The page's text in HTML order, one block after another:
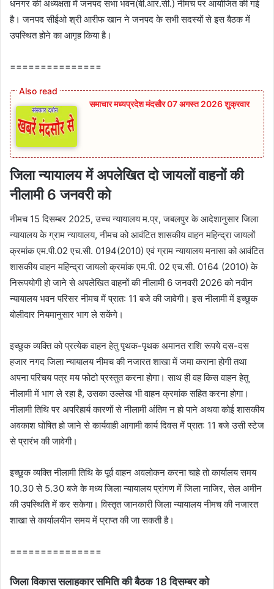
धनगर की अध्‍यक्षता में जनपद सभा भवन(बी.आर.सी.) नीमच पर आयोजित की गई
है। जनपद सीईओ श्री आरीफ खान ने जनपद के सभी सदस्‍यों से इस बैठक में
उपस्थित होने का आगृह किया है।
===============
समाचार मध्यप्रदेश मंदसौर 07 अगस्त 2026 शुक्रवार
जिला न्‍यायालय में अपलेखित दो जायलों वाहनों की
नीलामी 6 जनवरी को
नीमच 15 दिसम्‍बर 2025, उच्‍च न्‍यायालय म.प्र, जबलपुर के आदेशानुसार जिला
न्‍यायालय के ग्राम न्‍यायालय, नीमच को आवंटित शासकीय वाहन महिन्‍द्रा जायलों
क्रमांक एम.पी.02 एच.सी. 0194(2010) एवं ग्राम न्‍यायालय मनासा को आवंटित
शासकीय वाहन महिन्‍द्रा जायलो क्रमांक एम.पी. 02 एच.सी. 0164 (2010) के
निरूपयोगी हो जाने से अपलेखित वाहनों की नीलामी 6 जनवरी 2026 को नवीन
न्‍यायालय भवन परिसर नीमच में प्रात: 11 बजे की जावेगी। इस नीलामी में इच्‍छुक
बोलीदार नियमानुसार भाग ले सकेंगे।
इच्‍छुक व्‍यक्ति को प्रत्‍येक वाहन हेतु पृथक-पृथक अमानत राशि रूपये दस-दस
हजार नगद जिला न्‍यायालय नीमच की नजारत शाखा में जमा कराना होगी तथा
अपना परिचय पत्र मय फोटो प्रस्‍तुत करना होगा। साथ ही वह किस वाहन हेतु
नीलामी में भाग ले रहा है, उसका उल्‍लेख भी वाहन क्रमांक सहित करना होगा।
नीलामी तिथि पर अपरिहार्य कारणों से नीलामी अंतिम न हो पाने अथवा कोई शासकीय
अवकाश घोषित हो जाने से कार्यवाही आगामी कार्य दिवस में प्रात: 11 बजे उसी स्‍टेज
से प्रारंभ की जावेगी।
इच्‍छुक व्‍यक्ति नीलामी तिथि के पूर्व वाहन अवलोकन करना चाहे तो कार्यालय समय
10.30 से 5.30 बजे के मध्‍य जिला न्‍यायालय प्रांगण में जिला नाजिर, सेल अमीन
की उपस्थिति में कर सकेगा। विस्‍तृत जानकारी जिला न्‍यायालय नीमच की नजारत
शाखा से कार्यालयीन समय में प्राप्‍त की जा सकती है।
===============
जिला विकास सलाहकार समिति की बैठक 18 दिसम्‍बर को